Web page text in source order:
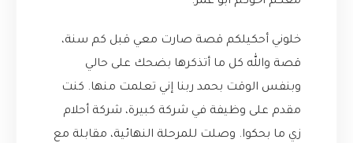
خلوني أحكيلكم قصة صارت معي قبل كم سنة،
قصة والله كل ما أتذكرها بضحك على حالي
وبنفس الوقت بحمد ربنا إني تعلمت منها. كنت
مقدم على وظيفة في شركة كبيرة، شركة أحلام
زي ما بحكوا. وصلت للمرحلة النهائية، مقابلة مع